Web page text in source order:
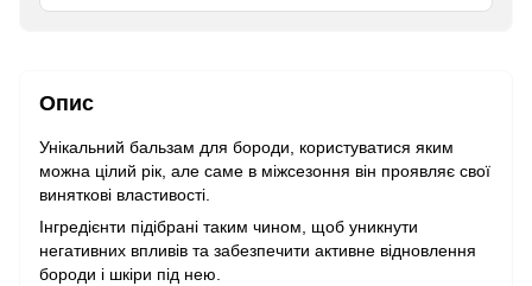
Опис
Унікальний бальзам для бороди, користуватися яким
можна цілий рік, але саме в міжсезоння він проявляє свої
виняткові властивості.
Інгредієнти підібрані таким чином, щоб уникнути
негативних впливів та забезпечити активне відновлення
бороди і шкіри під нею.